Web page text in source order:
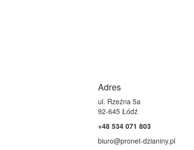
Adres
ul. Rzeźna 5a
92-645 Łódź
+48 534 071 803
biuro@pronet-dzianiny.pl